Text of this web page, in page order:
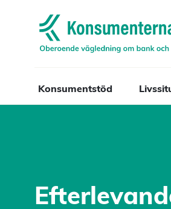
Navigera till startsidan
Konsumentstöd